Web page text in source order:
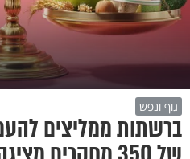
גוף ונפש
ברשתות ממליצים